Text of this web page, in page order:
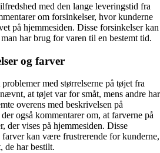
med den lange leveringstid fra
om forsinkelser, hvor kunderne
på hjemmesiden. Disse forsinkelser kan
har brug for varen til en bestemt tid.
og farver
med størrelserne på tøjet fra
at tøjet var for småt, mens andre har
overens med beskrivelsen på
også kommentarer om, at farverne på
der vises på hjemmesiden. Disse
kan være frustrerende for kunderne,
de har bestilt.